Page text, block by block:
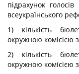
підрахунок
всеукраїнського
1) кількість
окружною комісією
2) кількість
окружною комісією